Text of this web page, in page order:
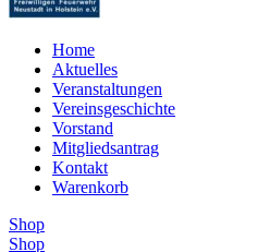
Home
Aktuelles
Veranstaltungen
Vereinsgeschichte
Vorstand
Mitgliedsantrag
Kontakt
Warenkorb
Shop
Shop